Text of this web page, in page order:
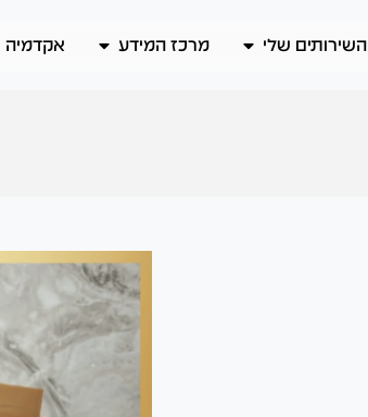
השירותים שלי מרכז המידע אקדמיה